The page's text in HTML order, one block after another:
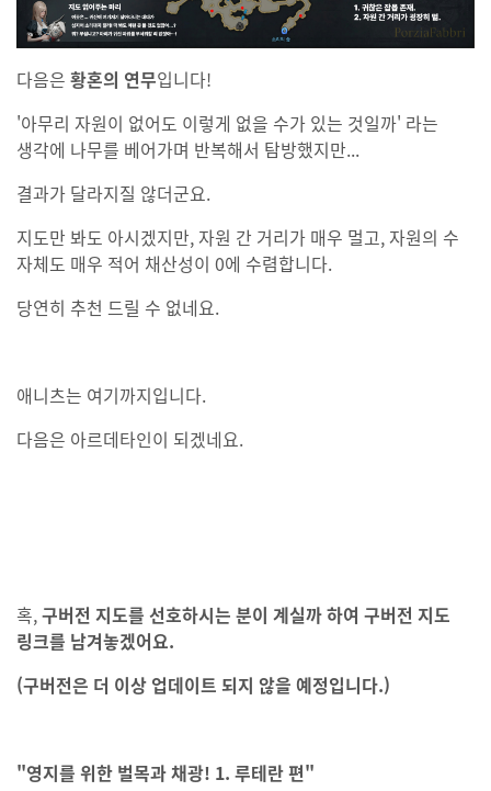
다음은 황혼의 연무입니다!
'아무리 자원이 없어도 이렇게 없을 수가 있는 것일까' 라는
생각에 나무를 베어가며 반복해서 탐방했지만...
결과가 달라지질 않더군요.
지도만 봐도 아시겠지만, 자원 간 거리가 매우 멀고, 자원의 수
자체도 매우 적어 채산성이 0에 수렴합니다.
당연히 추천 드릴 수 없네요.
애니츠는 여기까지입니다.
다음은 아르데타인이 되겠네요.
혹,구버전 지도를 선호하시는 분이 계실까하여 구버전 지도
링크를 남겨놓겠어요.
(구버전은 더 이상 업데이트 되지 않을 예정입니다.)
"영지를 위한 벌목과 채광! 1. 루테란 편"